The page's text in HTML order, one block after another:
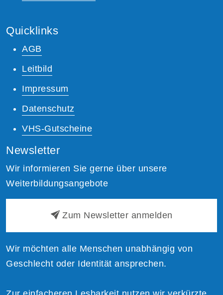
Quicklinks
AGB
Leitbild
Impressum
Datenschutz
VHS-Gutscheine
Newsletter
Wir informieren Sie gerne über unsere
Weiterbildungsangebote
Zum Newsletter anmelden
Wir möchten alle Menschen unabhängig von
Geschlecht oder Identität ansprechen.